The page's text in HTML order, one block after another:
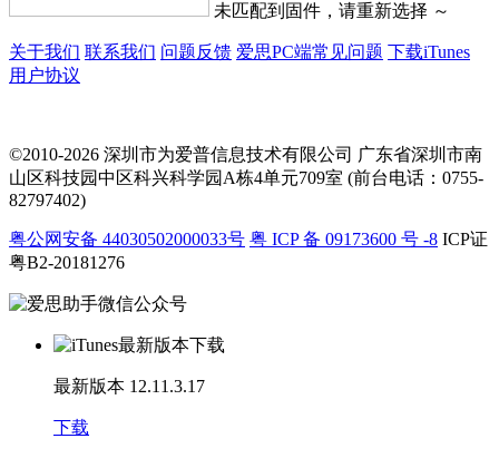
未匹配到固件，请重新选择 ～
关于我们 联系我们 问题反馈 爱思PC端常见问题 下载iTunes
用户协议
©2010-2026 深圳市为爱普信息技术有限公司 广东省深圳市南
山区科技园中区科兴科学园A栋4单元709室 (前台电话：0755-
82797402)
粤公网安备 44030502000033号 粤 ICP 备 09173600 号 -8 ICP证
粤B2-20181276
最新版本 12.11.3.17
下载